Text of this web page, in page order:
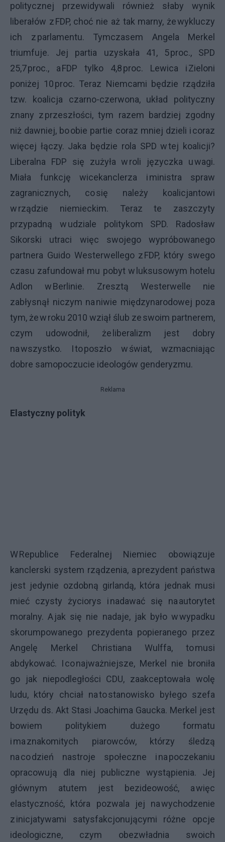
politycznej przewidywali również słaby wynik
liberałów z FDP, choć nie aż tak marny, że wykluczy
ich z parlamentu. Tymczasem Angela Merkel
triumfuje. Jej partia uzyskała 41, 5 proc., SPD
25,7 proc., a FDP tylko 4,8 proc. Lewica i Zieloni
poniżej 10 proc. Teraz Niemcami będzie rządziła
tzw. koalicja czarno-czerwona, układ polityczny
znany z przeszłości, tym razem bardziej zgodny
niż dawniej, bo obie partie coraz mniej dzieli i coraz
więcej łączy. Jaka będzie rola SPD w tej koalicji?
Liberalna FDP się zużyła w roli języczka u wagi.
Miała funkcję wicekanclerza i ministra spraw
zagranicznych, co się należy koalicjantowi
w rządzie niemieckim. Teraz te zaszczyty
przypadną w udziale politykom SPD. Radosław
Sikorski utraci więc swojego wypróbowanego
partnera Guido Westerwellego z FDP, który swego
czasu zafundował mu pobyt w luksusowym hotelu
Adlon w Berlinie. Zresztą Westerwelle nie
zabłysnął niczym na niwie międzynarodowej poza
tym, że w roku 2010 wziął ślub ze swoim partnerem,
czym udowodnił, że liberalizm jest dobry
na wszystko. I to poszło w świat, wzmacniając
dobre samopoczucie ideologów genderyzmu.
Reklama
Elastyczny polityk
W Republice Federalnej Niemiec obowiązuje
kanclerski system rządzenia, a prezydent państwa
jest jedynie ozdobną girlandą, która jednak musi
mieć czysty życiorys i nadawać się na autorytet
moralny. A jak się nie nadaje, jak było w wypadku
skorumpowanego prezydenta popieranego przez
Angelę Merkel Christiana Wulffa, to musi
abdykować. I co najważniejsze, Merkel nie broniła
go jak niepodległości CDU, zaakceptowała wolę
ludu, który chciał na to stanowisko byłego szefa
Urzędu ds. Akt Stasi Joachima Gaucka. Merkel jest
bowiem politykiem dużego formatu
i ma znakomitych piarowców, którzy śledzą
na co dzień nastroje społeczne i na poczekaniu
opracowują dla niej publiczne wystąpienia. Jej
głównym atutem jest bezideowość, a więc
elastyczność, która pozwala jej na wychodzenie
z inicjatywami satysfakcjonującymi różne opcje
ideologiczne, czym obezwładnia swoich